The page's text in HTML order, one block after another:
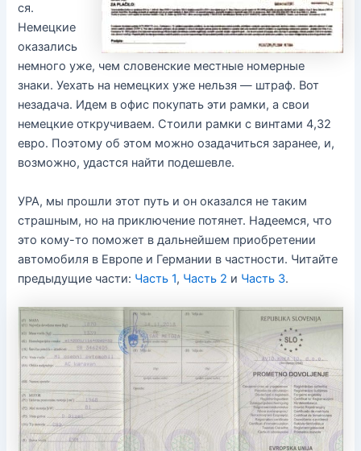
ся.
Немецкие
оказались
немного уже, чем словенские местные номерные
знаки. Уехать на немецких уже нельзя — штраф. Вот
незадача. Идем в офис покупать эти рамки, а свои
немецкие откручиваем. Стоили рамки с винтами 4,32
евро. Поэтому об этом можно озадачиться заранее, и,
возможно, удастся найти подешевле.
УРА, мы прошли этот путь и он оказался не таким
страшным, но на приключение потянет. Надеемся, что
это кому-то поможет в дальнейшем приобретении
автомобиля в Европе и Германии в частности. Читайте
предыдущие части: Часть 1, Часть 2 и Часть 3.